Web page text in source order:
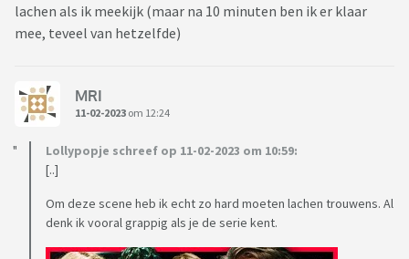
lachen als ik meekijk (maar na 10 minuten ben ik er klaar
mee, teveel van hetzelfde)
MRI
11-02-2023 om 12:24
Lollypopje schreef op 11-02-2023 om 10:59:
[..]
Om deze scene heb ik echt zo hard moeten lachen trouwens. Al
denk ik vooral grappig als je de serie kent.